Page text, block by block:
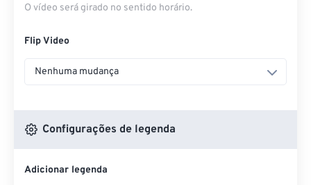
O vídeo será girado no sentido horário.
Flip Video
Nenhuma mudança
Configurações de legenda
Adicionar legenda